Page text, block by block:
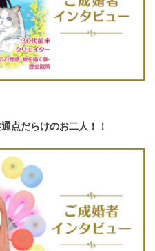
点だらけのお二人！！